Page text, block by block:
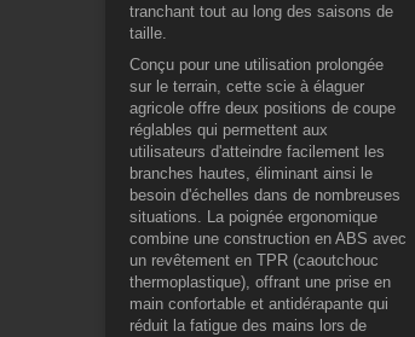
tranchant tout au long des saisons de
taille.
Conçu pour une utilisation prolongée
sur le terrain, cette scie à élaguer
agricole offre deux positions de coupe
réglables qui permettent aux
utilisateurs d'atteindre facilement les
branches hautes, éliminant ainsi le
besoin d'échelles dans de nombreuses
situations. La poignée ergonomique
combine une construction en ABS avec
un revêtement en TPR (caoutchouc
thermoplastique), offrant une prise en
main confortable et antidérapante qui
réduit la fatigue des mains lors de